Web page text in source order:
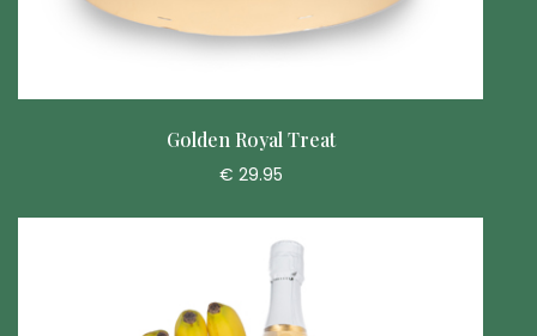
Golden Royal Treat
€ 29.95